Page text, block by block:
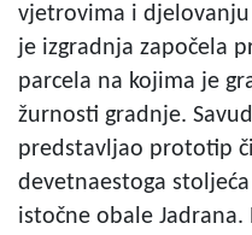
vjetrovima i
je izgradnja započela
parcela na kojima je
žurnosti gradnje.
predstavljao prototip
devetnaestoga
istočne obale